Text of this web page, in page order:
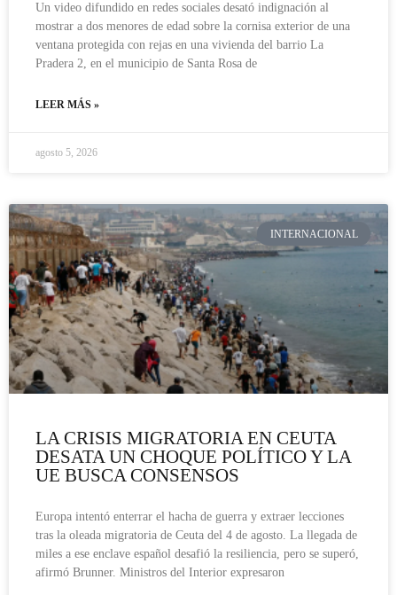
Un video difundido en redes sociales desató indignación al
mostrar a dos menores de edad sobre la cornisa exterior de una
ventana protegida con rejas en una vivienda del barrio La
Pradera 2, en el municipio de Santa Rosa de
LEER MÁS »
agosto 5, 2026
INTERNACIONAL
LA CRISIS MIGRATORIA EN CEUTA
DESATA UN CHOQUE POLÍTICO Y LA
UE BUSCA CONSENSOS
Europa intentó enterrar el hacha de guerra y extraer lecciones
tras la oleada migratoria de Ceuta del 4 de agosto. La llegada de
miles a ese enclave español desafió la resiliencia, pero se superó,
afirmó Brunner. Ministros del Interior expresaron